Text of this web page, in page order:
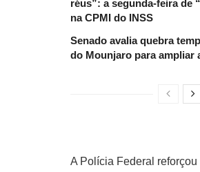
réus”: a segunda-feira de
na CPMI do INSS
Senado avalia quebra
do Mounjaro para ampliar
A Polícia Federal